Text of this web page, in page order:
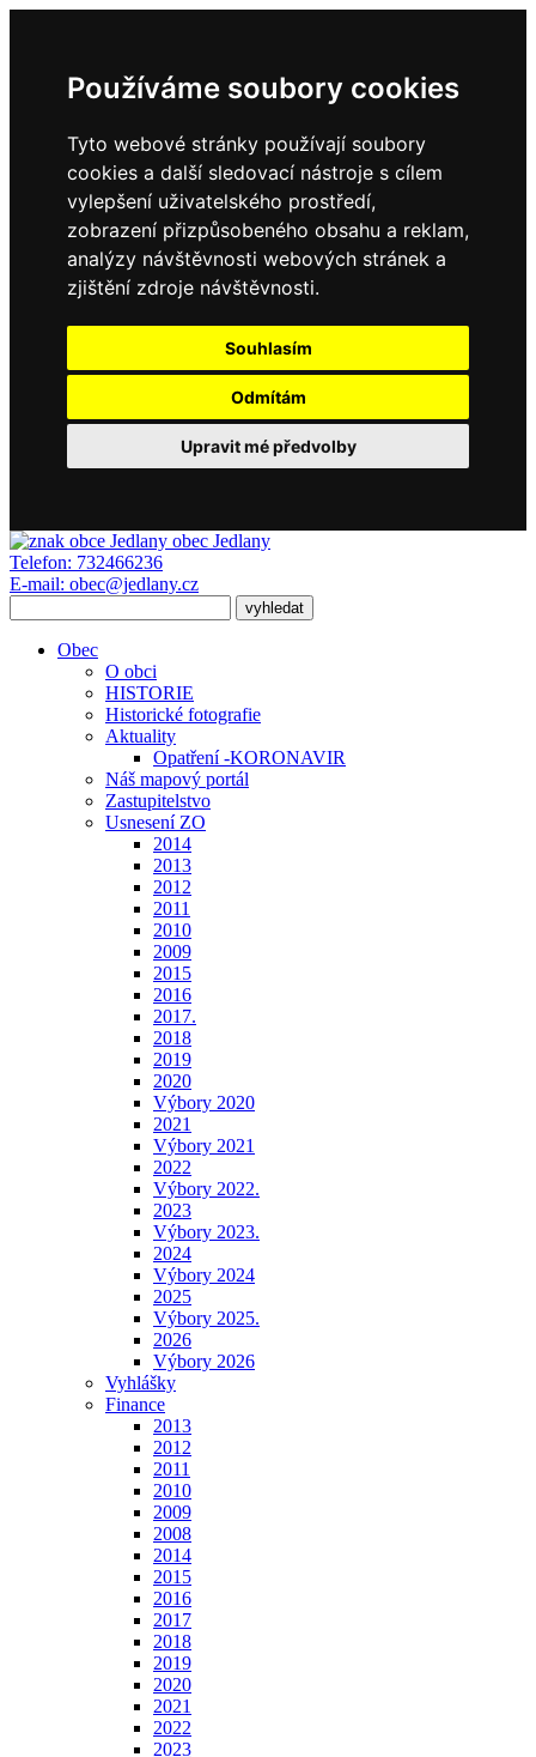
Používáme soubory cookies
Tyto webové stránky používají soubory
cookies a další sledovací nástroje s cílem
vylepšení uživatelského prostředí,
zobrazení přizpůsobeného obsahu a reklam,
analýzy návštěvnosti webových stránek a
zjištění zdroje návštěvnosti.
Souhlasím
Odmítám
Upravit mé předvolby
obec Jedlany
Telefon: 732466236
E-mail: obec@jedlany.cz
Obec
O obci
HISTORIE
Historické fotografie
Aktuality
Opatření -KORONAVIR
Náš mapový portál
Zastupitelstvo
Usnesení ZO
2014
2013
2012
2011
2010
2009
2015
2016
2017.
2018
2019
2020
Výbory 2020
2021
Výbory 2021
2022
Výbory 2022.
2023
Výbory 2023.
2024
Výbory 2024
2025
Výbory 2025.
2026
Výbory 2026
Vyhlášky
Finance
2013
2012
2011
2010
2009
2008
2014
2015
2016
2017
2018
2019
2020
2021
2022
2023